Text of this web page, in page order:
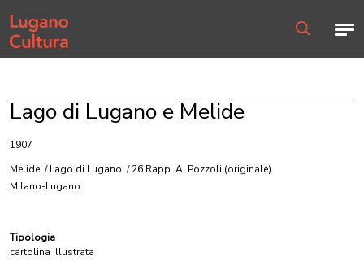
Home page
Lago di Lugano e Melide
1907
Melide. / Lago di Lugano. / 26 Rapp. A. Pozzoli (originale)
Milano-Lugano.
Tipologia
cartolina illustrata